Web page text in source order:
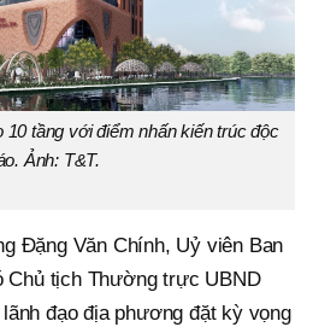
tầng với điểm nhấn kiến trúc độc
Ảnh: T&T.
Đặng Văn Chính, Uỷ viên Ban
Chủ tịch Thường trực UBND
đạo địa phương đặt kỳ vọng